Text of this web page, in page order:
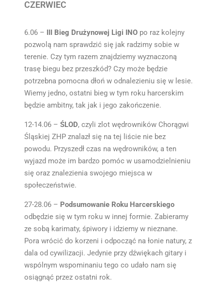
CZERWIEC
6.06 – III Bieg Drużynowej Ligi INO po raz kolejny
pozwolą nam sprawdzić się jak radzimy sobie w
terenie. Czy tym razem znajdziemy wyznaczoną
trasę biegu bez przeszkód? Czy może będzie
potrzebna pomocna dłoń w odnalezieniu się w lesie.
Wiemy jedno, ostatni bieg w tym roku harcerskim
będzie ambitny, tak jak i jego zakończenie.
12-14.06 – ŚLOD, czyli zlot wędrowników Chorągwi
Śląskiej ZHP znalazł się na tej liście nie bez
powodu. Przyszedł czas na wędrowników, a ten
wyjazd może im bardzo pomóc w usamodzielnieniu
się oraz znalezienia swojego miejsca w
społeczeństwie.
27-28.06 – Podsumowanie Roku Harcerskiego
odbędzie się w tym roku w innej formie. Zabieramy
ze sobą karimaty, śpiwory i idziemy w nieznane.
Pora wrócić do korzeni i odpocząć na łonie natury, z
dala od cywilizacji. Jedynie przy dźwiękach gitary i
wspólnym wspominaniu tego co udało nam się
osiągnąć przez ostatni rok.